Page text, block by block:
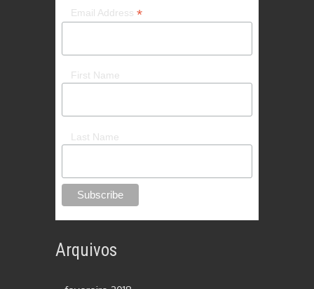
Email Address *
First Name
Last Name
Arquivos